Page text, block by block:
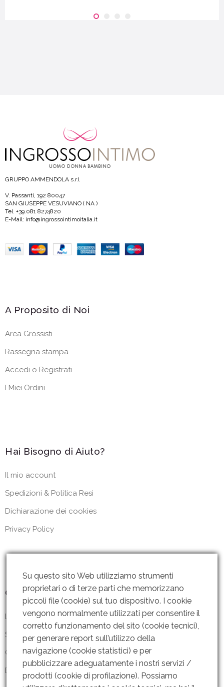
GRUPPO AMMENDOLA s.r.l
V. Passanti, 192 80047
SAN GIUSEPPE VESUVIANO ( NA )
Tel. +39.081 8274820
E-Mail: info@ingrossointimoitalia.it
A Proposito di Noi
Area Grossisti
Rassegna stampa
Accedi o Registrati
I Miei Ordini
Hai Bisogno di Aiuto?
Il mio account
Spedizioni & Politica Resi
Dichiarazione dei cookies
Privacy Policy
Contattaci
Lun – Ven: 8 – 18.30
Sabato: Chiuso
Contattaci
Dove siamo
Su questo sito Web utilizziamo strumenti
proprietari o di terze parti che memorizzano
piccoli file (cookie) sul tuo dispositivo. I cookie
vengono normalmente utilizzati per consentire il
corretto funzionamento del sito (cookie tecnici),
per generare report sull’utilizzo della
navigazione (cookie statistici) e per
pubblicizzare adeguatamente i nostri servizi /
prodotti (cookie di profilazione). Possiamo